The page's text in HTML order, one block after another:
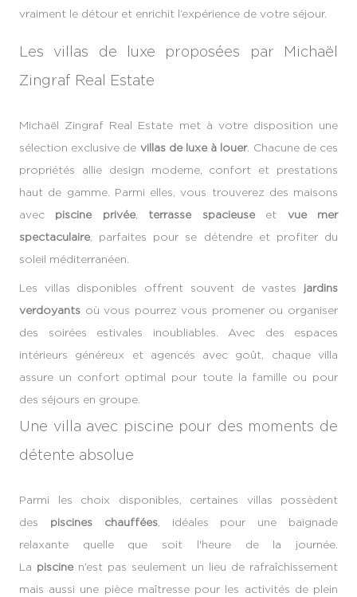
vraiment le détour et enrichit l’expérience de votre séjour.
Les villas de luxe proposées par Michaël
Zingraf Real Estate
Michaël Zingraf Real Estate met à votre disposition une
sélection exclusive de villas de luxe à louer. Chacune de ces
propriétés allie design moderne, confort et prestations
haut de gamme. Parmi elles, vous trouverez des maisons
avec piscine privée, terrasse spacieuseet vue mer
spectaculaire , parfaites pour se détendre et profiter du
soleil méditerranéen.
Les villas disponibles offrent souvent de vastes jardins
verdoyants où vous pourrez vous promener ou organiser
des soirées estivales inoubliables. Avec des espaces
intérieurs généreux et agencés avec goût, chaque villa
assure un confort optimal pour toute la famille ou pour
des séjours en groupe.
Une villa avec piscine pour des moments de
détente absolue
Parmi les choix disponibles, certaines villas possèdent
des piscines chauffées, idéales pour une baignade
relaxante quelle que soit l'heure de la journée.
La piscine n’est pas seulement un lieu de rafraîchissement
mais aussi une pièce maîtresse pour les activités de plein